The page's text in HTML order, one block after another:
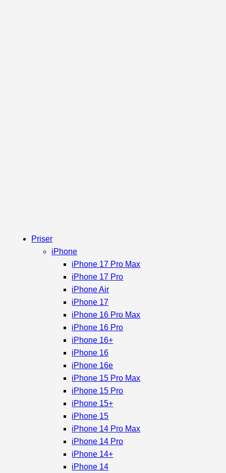
Priser
iPhone
iPhone 17 Pro Max
iPhone 17 Pro
iPhone Air
iPhone 17
iPhone 16 Pro Max
iPhone 16 Pro
iPhone 16+
iPhone 16
iPhone 16e
iPhone 15 Pro Max
iPhone 15 Pro
iPhone 15+
iPhone 15
iPhone 14 Pro Max
iPhone 14 Pro
iPhone 14+
iPhone 14